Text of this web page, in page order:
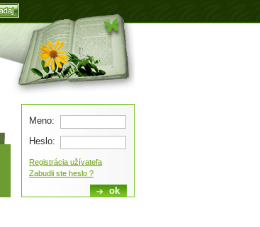
Meno:
Heslo:
Registrácia užívateľa
Zabudli ste heslo ?